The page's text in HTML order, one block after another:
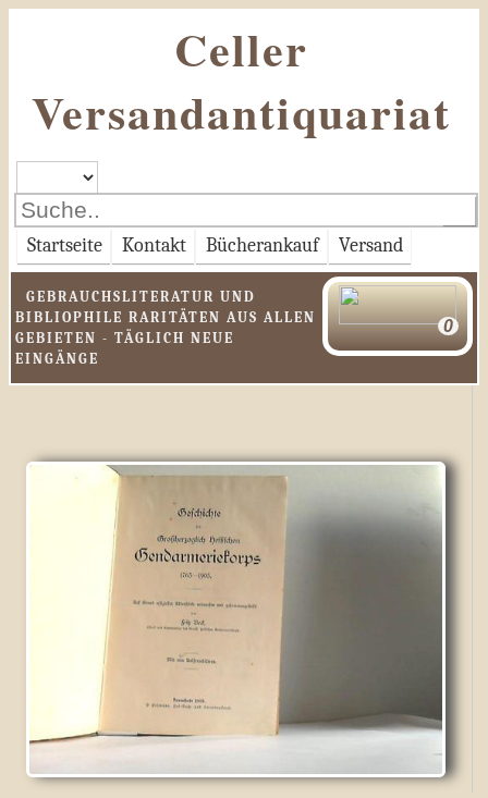
Celler
Versandantiquariat
Startseite Kontakt Bücherankauf Versand
GEBRAUCHSLITERATUR UND
BIBLIOPHILE RARITÄTEN AUS ALLEN
GEBIETEN - TÄGLICH NEUE
EINGÄNGE